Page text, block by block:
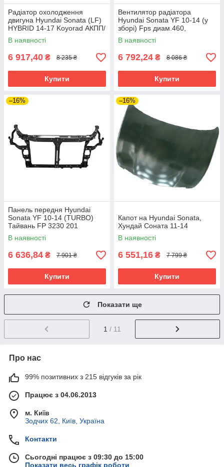
Радіатор охолодження
двигуна Hyundai Sonata (LF)
HYBRID 14-17 Koyorad АКПП/
МКПП; 635X402X16; (2.0
HYBRID)
В наявності
6 917,40 ₴ 8 235 ₴
Купити
Вентилятор радіатора
Hyundai Sonata YF 10-14 (у
зборі) Fps диам.460,
лопастей 7, роз'єм квадрат., +
блок керув.
В наявності
6 792,24 ₴ 8 086 ₴
Купити
–16%
Панель передня Hyundai
Sonata YF 10-14 (TURBO)
Тайвань FP 3230 201
В наявності
6 636,84 ₴ 7 901 ₴
Купити
–16%
Капот на Hyundai Sonata,
Хундай Соната 11-14
В наявності
6 551,16 ₴ 7 799 ₴
Купити
Показати ще
1 / 11
Про нас
99% позитивних з 215 відгуків за рік
Працює з 04.06.2013
м. Київ
Зодчих 62, Київ, Україна
Контакти
Сьогодні працює з 09:30 до 15:00
Показати весь графік роботи